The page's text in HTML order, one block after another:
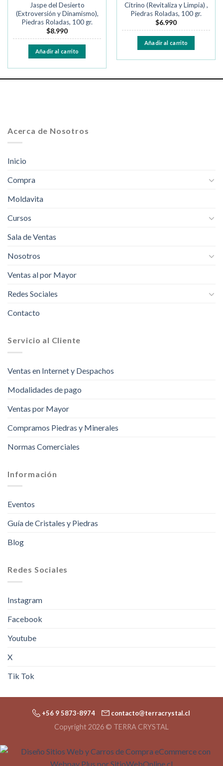
Jaspe del Desierto
(Extroversión y Dinamismo),
Piedras Roladas, 100 gr.
$8.990
Añadir al carrito
Citrino (Revitaliza y Limpia) ,
Piedras Roladas, 100 gr.
$6.990
Añadir al carrito
Acerca de Nosotros
Inicio
Compra
Moldavita
Cursos
Sala de Ventas
Nosotros
Ventas al por Mayor
Redes Sociales
Contacto
Servicio al Cliente
Ventas en Internet y Despachos
Modalidades de pago
Ventas por Mayor
Compramos Piedras y Minerales
Normas Comerciales
Información
Eventos
Guía de Cristales y Piedras
Blog
Redes Sociales
Instagram
Facebook
Youtube
X
Tik Tok
+56 9 5873-8974 contacto@terracrystal.cl
Copyright 2026 © TERRA CRYSTAL